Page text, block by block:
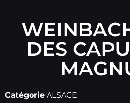
DES
Catégorie ALSACE